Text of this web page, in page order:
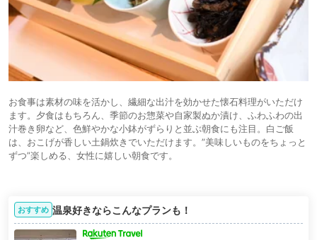
お食事は素材の味を活かし、繊細な出汁を効かせた懐石料理がいただけ
ます。夕食はもちろん、季節のお惣菜や自家製ぬか漬け、ふわふわの出
汁巻き卵など、色鮮やかな小鉢がずらりと並ぶ朝食にも注目。白ご飯
は、おこげが香しい土鍋炊きでいただけます。”美味しいものをちょっと
ずつ”楽しめる、女性に嬉しい朝食です。
おすすめ 温泉好きならこんなプランも！